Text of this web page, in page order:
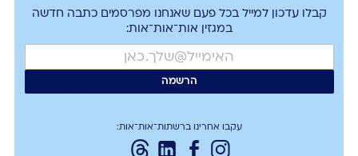
קבלו עדכון למייל בכל פעם שאנחנו מפרסמים כתבה חדשה
במגזין אות־אות־אות:
עקבו אחרינו ברשתות־אות־אות: